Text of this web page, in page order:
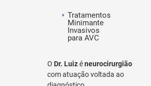
Tratamentos
Minimante
Invasivos
para AVC
O Dr. Luizéneurocirurgião
com atuação voltada ao